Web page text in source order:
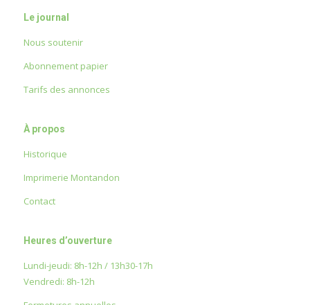
Le journal
Nous soutenir
Abonnement papier
Tarifs des annonces
À propos
Historique
Imprimerie Montandon
Contact
Heures d’ouverture
Lundi-jeudi: 8h-12h / 13h30-17h
Vendredi: 8h-12h